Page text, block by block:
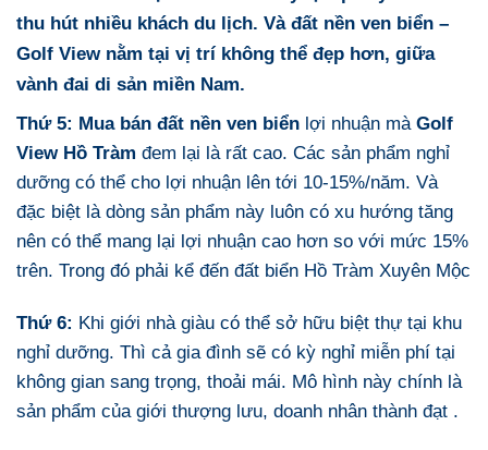
thu hút nhiều khách du lịch. Và đất nền ven biển –
Golf View nằm tại vị trí không thể đẹp hơn, giữa
vành đai di sản miền Nam.
Thứ 5: Mua bán đất nền ven biển lợi nhuận mà Golf
View Hồ Tràm đem lại là rất cao. Các sản phẩm nghỉ
dưỡng có thể cho lợi nhuận lên tới 10-15%/năm. Và
đặc biệt là dòng sản phẩm này luôn có xu hướng tăng
nên có thể mang lại lợi nhuận cao hơn so với mức 15%
trên. Trong đó phải kể đến đất biển Hồ Tràm Xuyên Mộc
Thứ 6: Khi giới nhà giàu có thể sở hữu biệt thự tại khu
nghỉ dưỡng. Thì cả gia đình sẽ có kỳ nghỉ miễn phí tại
không gian sang trọng, thoải mái. Mô hình này chính là
sản phẩm của giới thượng lưu, doanh nhân thành đạt .